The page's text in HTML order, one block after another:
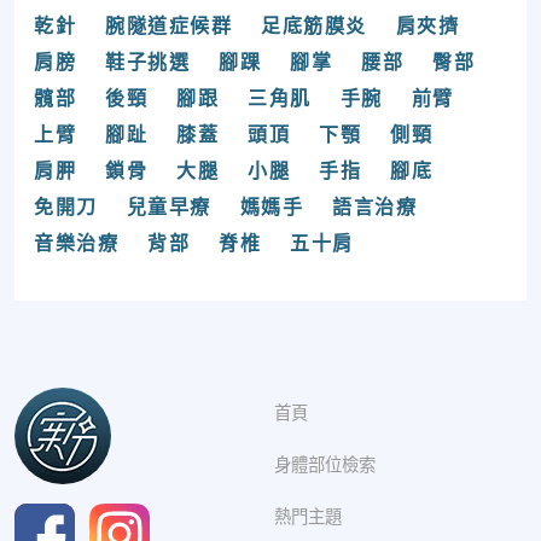
乾針 腕隧道症候群 足底筋膜炎
肩夾擠
肩膀
鞋子挑選 腳踝 腳掌 腰部
臀部
髖部
後頸 腳跟 三角肌 手腕
前臂
上臂
腳趾 膝蓋 頭頂 下顎
側頸
肩胛
鎖骨 大腿 小腿 手指
腳底
免開刀
兒童早療 媽媽手
語言治療
音樂治療
背部 脊椎 五十肩
首頁
身體部位檢索
熱門主題